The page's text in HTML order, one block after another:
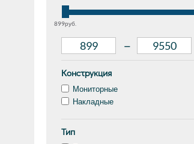
899руб.
–
Конструкция
Мониторные
Накладные
Тип